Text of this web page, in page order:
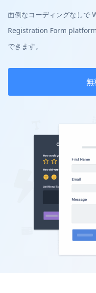
面倒なコーディングなし
Registration Form
できます。
無